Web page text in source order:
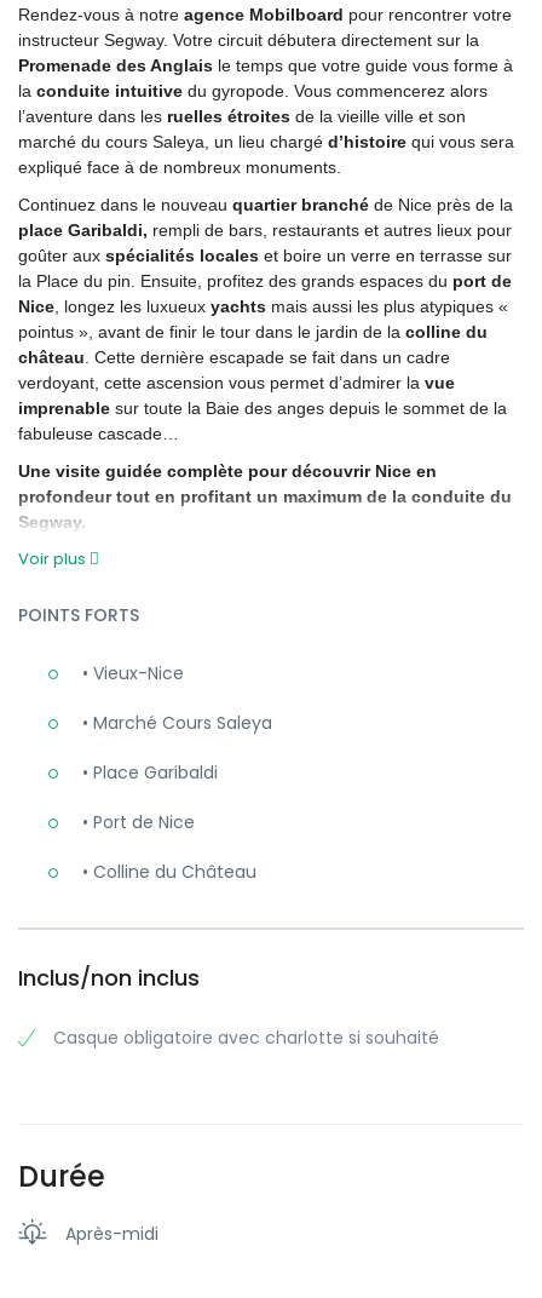
Rendez-vous à notre agence Mobilboard pour rencontrer votre
instructeur Segway. Votre circuit débutera directement sur la
Promenade des Anglais le temps que votre guide vous forme à
la conduite intuitive du gyropode. Vous commencerez alors
l’aventure dans les ruelles étroites de la vieille ville et son
marché du cours Saleya, un lieu chargé d’histoire qui vous sera
expliqué face à de nombreux monuments.
Continuez dans le nouveau quartier branché de Nice près de la
place Garibaldi, rempli de bars, restaurants et autres lieux pour
goûter aux spécialités locales et boire un verre en terrasse sur
la Place du pin. Ensuite, profitez des grands espaces du port de
Nice , longez les luxueux yachts mais aussi les plus atypiques «
pointus », avant de finir le tour dans le jardin de la colline du
château . Cette dernière escapade se fait dans un cadre
verdoyant, cette ascension vous permet d’admirer la vue
imprenable sur toute la Baie des anges depuis le sommet de la
fabuleuse cascade…
Une visite guidée complète pour découvrir Nice en
profondeur tout en profitant un maximum de la conduite du
Segway.
Voir plus
POINTS FORTS
• Vieux-Nice
• Marché Cours Saleya
• Place Garibaldi
• Port de Nice
• Colline du Château
Inclus/non inclus
Casque obligatoire avec charlotte si souhaité
Durée
Après-midi